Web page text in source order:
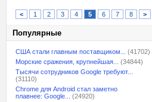
< 1 2 3 4 5 6 7 8 >
Популярные
США стали главным поставщиком...
(41702)
Морские сражения, крупнейшая...
(34844)
Тысячи сотрудников Google требуют...
(31110)
Chrome для Android стал заметно
плавнее: Google...
(24920)